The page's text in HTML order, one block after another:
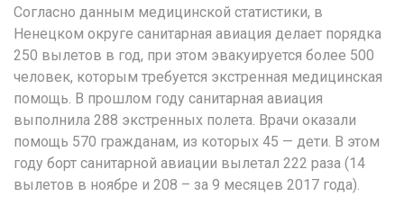
Согласно данным медицинской статистики, в
Ненецком округе санитарная авиация делает порядка
250 вылетов в год, при этом эвакуируется более 500
человек, которым требуется экстренная медицинская
помощь. В прошлом году санитарная авиация
выполнила 288 экстренных полета. Врачи оказали
помощь 570 гражданам, из которых 45 — дети. В этом
году борт санитарной авиации вылетал 222 раза (14
вылетов в ноябре и 208 – за 9 месяцев 2017 года).